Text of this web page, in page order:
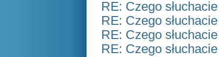
RE: Czego
RE: Czego
RE: Czego
RE: Czego